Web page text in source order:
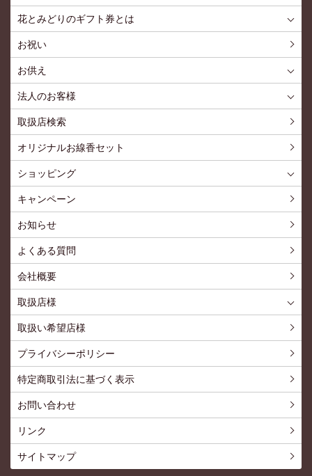
花とみどりのギフト券とは
お祝い
お供え
法人のお客様
取扱店検索
オリジナルお線香セット
ショッピング
キャンペーン
お知らせ
よくある質問
会社概要
取扱店様
取扱い希望店様
プライバシーポリシー
特定商取引法に基づく表示
お問い合わせ
リンク
サイトマップ